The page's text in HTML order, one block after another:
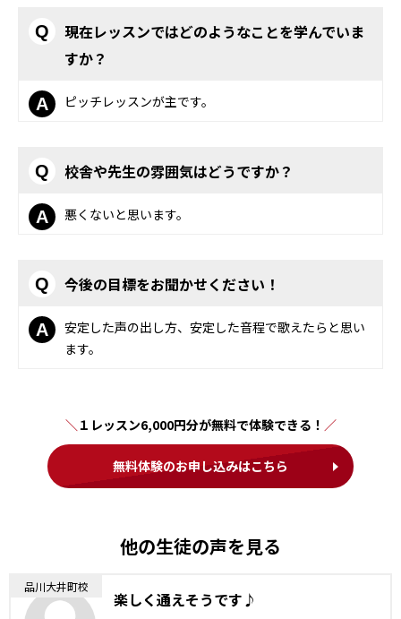
Q
現在レッスンではどのようなことを学んでいま
すか？
A ピッチレッスンが主です。
Q 校舎や先生の雰囲気はどうですか？
A 悪くないと思います。
Q 今後の目標をお聞かせください！
A
安定した声の出し方、安定した音程で歌えたらと思い
ます。
１レッスン6,000円分が無料で体験できる！
無料体験のお申し込みはこちら
他の生徒の声を見る
品川大井町校
楽しく通えそうです♪